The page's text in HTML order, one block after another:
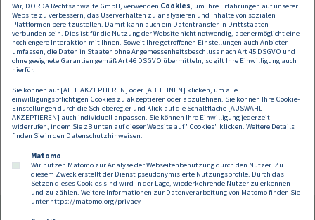
Steuerlich wurde saas.group von Rabel & Partner beraten. Die
Gesellschafter von Usersnap wurden rechtlich von Schönherr beraten.
Susanna Janovsky
Head of Corporate Communications
+43 1 533 47 95-68
susanna.janovsky@dorda.at
Wir, DORDA Rechtsanwälte GmbH, verwenden Cookies, um Ihre Erfahrungen auf unserer
Website zu verbessern, das Userverhalten zu analysieren und Inhalte von sozialen
Plattformen bereitzustellen. Damit kann auch ein Datentransfer in Drittstaaten
verbunden sein. Dies ist für die Nutzung der Website nicht notwendig, aber ermöglicht eine
noch engere Interaktion mit Ihnen. Soweit Ihre getroffenen Einstellungen auch Anbieter
umfassen, die Daten in Staaten ohne Angemessenheitsbeschluss nach Art 45 DSGVO und
ohne geeignete Garantien gemäß Art 46 DSGVO übermitteln, so gilt Ihre Einwilligung auch
hierfür.
Sie können auf [ALLE AKZEPTIEREN] oder [ABLEHNEN] klicken, um alle
einwilligungspflichtigen Cookies zu akzeptieren oder abzulehnen. Sie können Ihre Cookie-
Einstellungen durch die Schieberegler und Klick auf die Schaltfläche [AUSWAHL
AKZEPTIEREN] auch individuell anpassen. Sie können Ihre Einwilligung jederzeit
widerrufen, indem Sie zB unten auf dieser Website auf "Cookies" klicken. Weitere Details
finden Sie in den Datenschutzhinweisen.
Matomo
Wir nutzen Matomo zur Analyse der Webseitenbenutzung durch den Nutzer. Zu
diesem Zweck erstellt der Dienst pseudonymisierte Nutzungsprofile. Durch das
Setzen dieses Cookies sind wird in der Lage, wiederkehrende Nutzer zu erkennen
und zu zählen. Weitere Informationen zur Datenverarbeitung von Matomo finden Sie
unter https://matomo.org/privacy